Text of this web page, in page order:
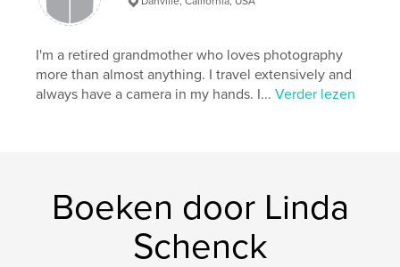
I'm a retired grandmother who loves photography
more than almost anything. I travel extensively and
always have a camera in my hands. I...Verder lezen
Boeken door Linda
Schenck